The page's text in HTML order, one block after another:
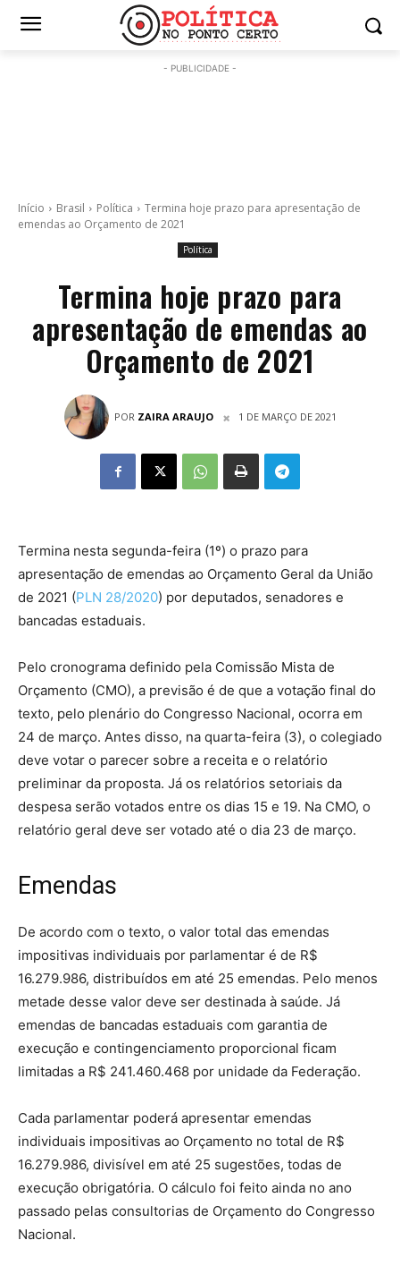
- PUBLICIDADE -
Início Brasil Política
Termina hoje prazo para apresentação de
emendas ao Orçamento de 2021
Política
Termina hoje prazo para
apresentação de emendas ao
Orçamento de 2021
POR ZAIRA ARAUJO 1 DE MARÇO DE 2021
Termina nesta segunda-feira (1º) o prazo para
apresentação de emendas ao Orçamento Geral da União
de 2021 (PLN 28/2020) por deputados, senadores e
bancadas estaduais.
Pelo cronograma definido pela Comissão Mista de
Orçamento (CMO), a previsão é de que a votação final do
texto, pelo plenário do Congresso Nacional, ocorra em
24 de março. Antes disso, na quarta-feira (3), o colegiado
deve votar o parecer sobre a receita e o relatório
preliminar da proposta. Já os relatórios setoriais da
despesa serão votados entre os dias 15 e 19. Na CMO, o
relatório geral deve ser votado até o dia 23 de março.
Emendas
De acordo com o texto, o valor total das emendas
impositivas individuais por parlamentar é de R$
16.279.986, distribuídos em até 25 emendas. Pelo menos
metade desse valor deve ser destinada à saúde. Já
emendas de bancadas estaduais com garantia de
execução e contingenciamento proporcional ficam
limitadas a R$ 241.460.468 por unidade da Federação.
Cada parlamentar poderá apresentar emendas
individuais impositivas ao Orçamento no total de R$
16.279.986, divisível em até 25 sugestões, todas de
execução obrigatória. O cálculo foi feito ainda no ano
passado pelas consultorias de Orçamento do Congresso
Nacional.